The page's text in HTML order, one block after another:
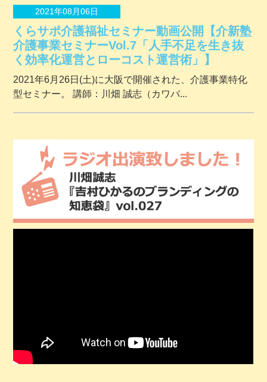
2021年08月06日
くらサポ介護福祉セミナー動画公開【介新塾
介護事業セミナーVol.7「人手不足を生き抜
く効率化運営とローコスト運営術」】
2021年6月26日(土)に大阪で開催された、介護事業特化
型セミナー。 講師：川畑 誠志（カワバ...